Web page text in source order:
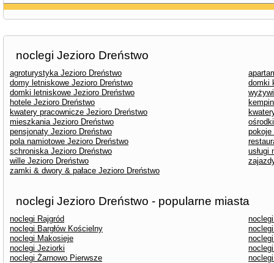
noclegi Jezioro Dreństwo
agroturystyka Jezioro Dreństwo
domy letniskowe Jezioro Dreństwo
domki
domki letniskowe Jezioro Dreństwo
hotele Jezioro Dreństwo
kwatery pracownicze Jezioro Dreństwo
mieszkania Jezioro Dreństwo
pensjonaty Jezioro Dreństwo
pokoje
pola namiotowe Jezioro Dreństwo
schroniska Jezioro Dreństwo
usługi
wille Jezioro Dreństwo
zamki & dwory & pałace Jezioro Dreństwo
noclegi Jezioro Dreństwo - popularne miasta
noclegi Rajgród
noclegi Bargłów Kościelny
noclegi Makosieje
noclegi Jeziorki
noclegi Żarnowo Pierwsze